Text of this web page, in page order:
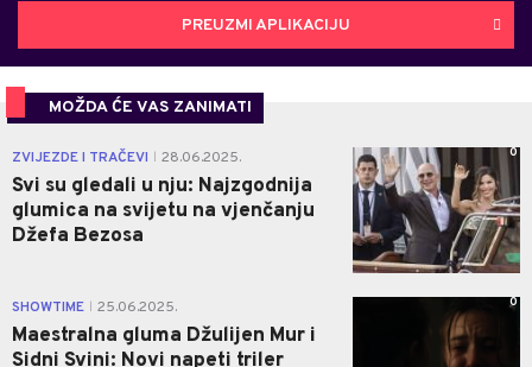
PREUZMI APLIKACIJU
MOŽDA ĆE VAS ZANIMATI
ZVIJEZDE I TRAČEVI 28.06.2025.
Svi su gledali u nju: Najzgodnija
glumica na svijetu na vjenčanju
Džefa Bezosa
0
SHOWTIME 25.06.2025.
Maestralna gluma Džulijen Mur i
Sidni Svini: Novi napeti triler
0